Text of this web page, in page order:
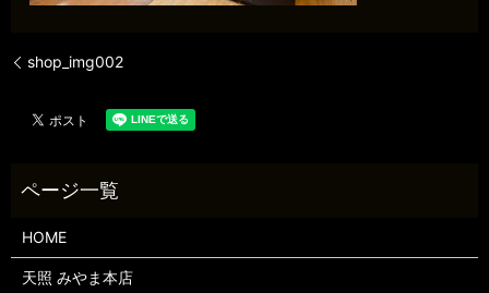
shop_img002
HOME
天照 みやま本店